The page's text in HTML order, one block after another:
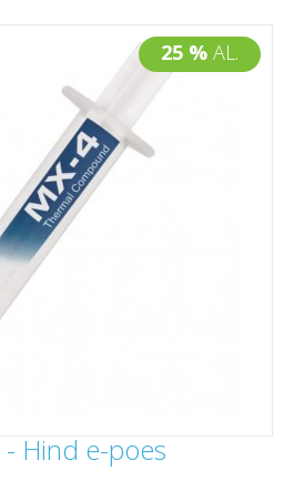
25 % AL.
- Hind e-poes